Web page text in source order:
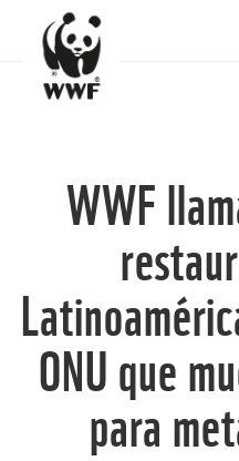
WWF
ONU que
para